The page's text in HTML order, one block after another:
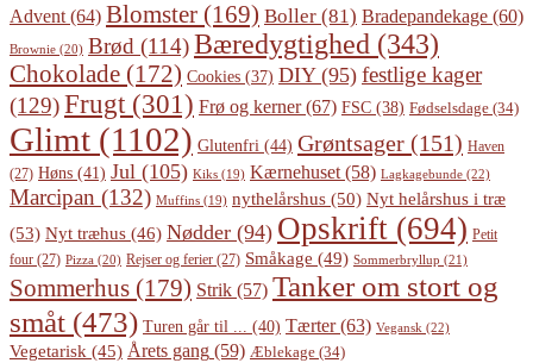
Advent (64) Blomster (169) Boller (81) Bradepandekage (60)
Brownie (20) Brød (114)Bæredygtighed (343)
Chokolade (172) Cookies (37) DIY(95) festlige kager
(129)Frugt(301) Frø og kerner(67) FSC (38) Fødselsdage (34)
Glimt (1102) Glutenfri (44) Grøntsager (151) Haven
(27) Høns (41) Jul (105) Kiks (19) Kærnehuset (58) Lagkagebunde (22)
Marcipan (132) Muffins (19) nythelårshus (50) Nyt helårshus i træ
(53) Nyt træhus (46) Nødder (94) Opskrift (694) Petit
four (27) Pizza (20) Rejser og ferier (27) Småkage (49) Sommerbryllup (21)
Sommerhus (179) Strik (57) Tanker om stort og
småt (473) Turen går til ... (40) Tærter(63) Vegansk (22)
Vegetarisk (45) Årets gang (59) Æblekage (34)